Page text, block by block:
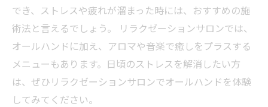
でき、ストレスや疲れが溜まった時には、おすすめの施
術法と言えるでしょう。 リラクゼーションサロンでは、
オールハンドに加え、アロマや音楽で癒しをプラスする
メニューもあります。日頃のストレスを解消したい方
は、ぜひリラクゼーションサロンでオールハンドを体験
してみてください。